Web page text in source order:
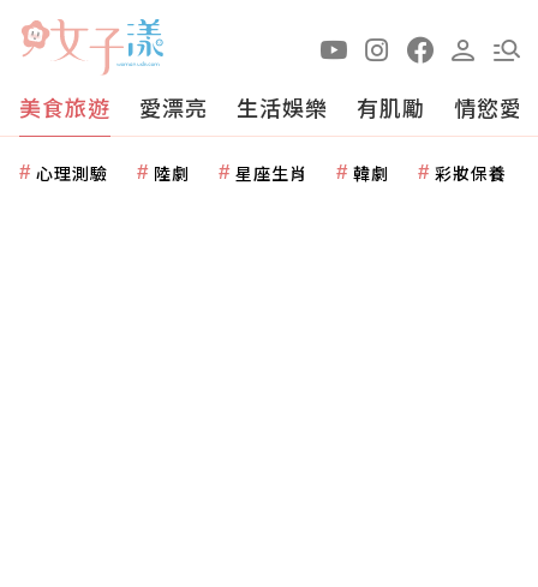
美食旅遊 愛漂亮 生活娛樂 有肌勵 情慾愛
心理測驗 陸劇 星座生肖 韓劇 彩妝保養